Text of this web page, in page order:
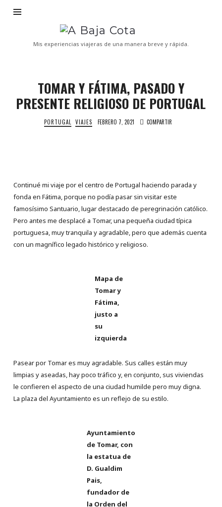
A
Baja
Mis experiencias viajeras de una manera breve y rápida.
TOMAR Y FÁTIMA, PASADO Y
PRESENTE RELIGIOSO DE PORTUGAL
PORTUGAL VIAJES FEBRERO 7, 2021 COMPARTIR
Continué mi viaje por el centro de Portugal haciendo parada y
fonda en Fátima, porque no podía pasar sin visitar este
famosísimo Santuario, lugar destacado de peregrinación católico.
Pero antes me desplacé a Tomar, una pequeña ciudad típica
portuguesa, muy tranquila y agradable, pero que además cuenta
con un magnífico legado histórico y religioso.
Mapa de
Tomar y
Fátima,
justo a
su
izquierda
Pasear por Tomar es muy agradable. Sus calles están muy
limpias y aseadas, hay poco tráfico y, en conjunto, sus viviendas
le confieren el aspecto de una ciudad humilde pero muy digna.
La plaza del Ayuntamiento es un reflejo de su estilo.
Ayuntamiento
de Tomar, con
la estatua de
D. Gualdim
Pais,
fundador de
la Orden del